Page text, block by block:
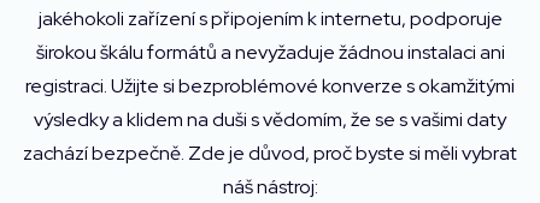
jakéhokoli zařízení s připojením k internetu, podporuje
širokou škálu formátů a nevyžaduje žádnou instalaci ani
registraci. Užijte si bezproblémové konverze s okamžitými
výsledky a klidem na duši s vědomím, že se s vašimi daty
zachází bezpečně. Zde je důvod, proč byste si měli vybrat
náš nástroj: